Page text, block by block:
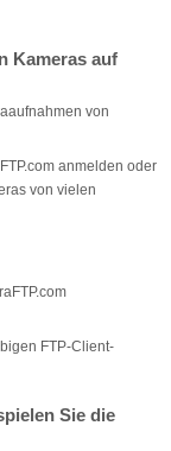
Kameras auf
von
anmelden oder
von vielen
FTP-Client-
Sie die